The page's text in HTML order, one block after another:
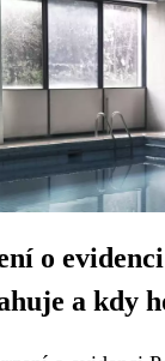
o
a kdy